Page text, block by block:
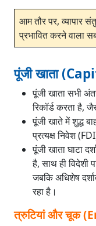
आम तौर पर, व्यापार
प्रभावित करने वाला
पूंजी खाता
पूंजी खाता सभी
रिकॉर्ड करता है,
पूंजी खाते में शुद्ध
प्रत्यक्ष निवेश
पूंजी खाता घाटा
है, साथ ही विदेशी
जबकि अधिशेष
रहा है।
त्रुटियां और चूक